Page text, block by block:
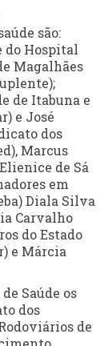
são:
do Hospital
Magalhães
de Itabuna e
e José
dos
Marcus
de Sá
em
Diala Silva
Carvalho
do Estado
e Márcia
Saúde os
dos
de